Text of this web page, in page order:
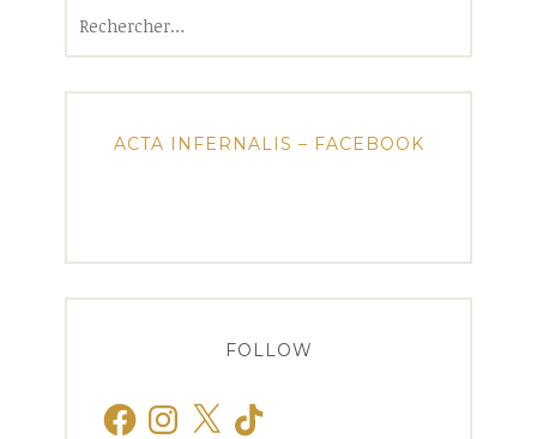
ACTA INFERNALIS – FACEBOOK
FOLLOW
FacebookInstagram
X TikTok